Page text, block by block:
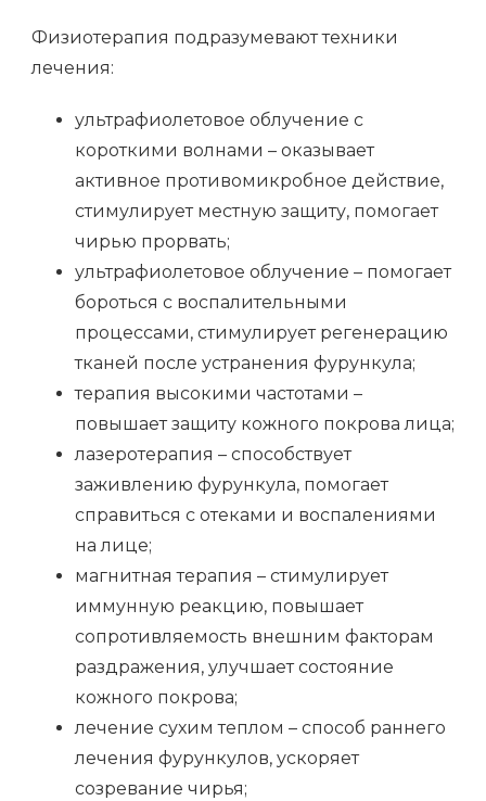
Физиотерапия подразумевают техники
лечения:
ультрафиолетовое облучение с
короткими волнами – оказывает
активное противомикробное действие,
стимулирует местную защиту, помогает
чирью прорвать;
ультрафиолетовое облучение – помогает
бороться с воспалительными
процессами, стимулирует регенерацию
тканей после устранения фурункула;
терапия высокими частотами –
повышает защиту кожного покрова лица;
лазеротерапия – способствует
заживлению фурункула, помогает
справиться с отеками и воспалениями
на лице;
магнитная терапия – стимулирует
иммунную реакцию, повышает
сопротивляемость внешним факторам
раздражения, улучшает состояние
кожного покрова;
лечение сухим теплом – способ раннего
лечения фурункулов, ускоряет
созревание чирья;